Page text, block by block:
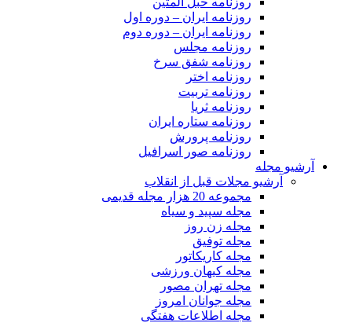
روزنامه ایران – دوره اول
روزنامه ایران – دوره دوم
روزنامه مجلس
روزنامه شفق سرخ
روزنامه اختر
روزنامه تربیت
روزنامه ثریا
روزنامه ستاره ایران
روزنامه پرورش
روزنامه صور اسرافیل
آرشیو مجله
آرشیو مجلات قبل از انقلاب
مجموعه 20 هزار مجله قدیمی
مجله سپید و سیاه
مجله زن روز
مجله توفیق
مجله کاریکاتور
مجله کیهان ورزشی
مجله تهران مصور
مجله جوانان امروز
مجله اطلاعات هفتگی